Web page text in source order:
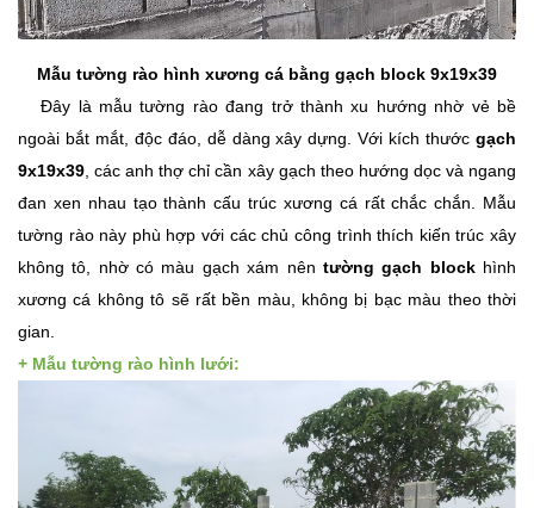
Mẫu tường rào hình xương cá bằng gạch block 9x19x39
Đây là mẫu tường rào đang trở thành xu hướng nhờ vẻ bề
ngoài bắt mắt, độc đáo, dễ dàng xây dựng. Với kích thước gạch
9x19x39, các anh thợ chỉ cần xây gạch theo hướng dọc và ngang
đan xen nhau tạo thành cấu trúc xương cá rất chắc chắn. Mẫu
tường rào này phù hợp với các chủ công trình thích kiến trúc xây
không tô, nhờ có màu gạch xám nên tường gạch blockhình
xương cá không tô sẽ rất bền màu, không bị bạc màu theo thời
gian.
+ Mẫu tường rào hình lưới: